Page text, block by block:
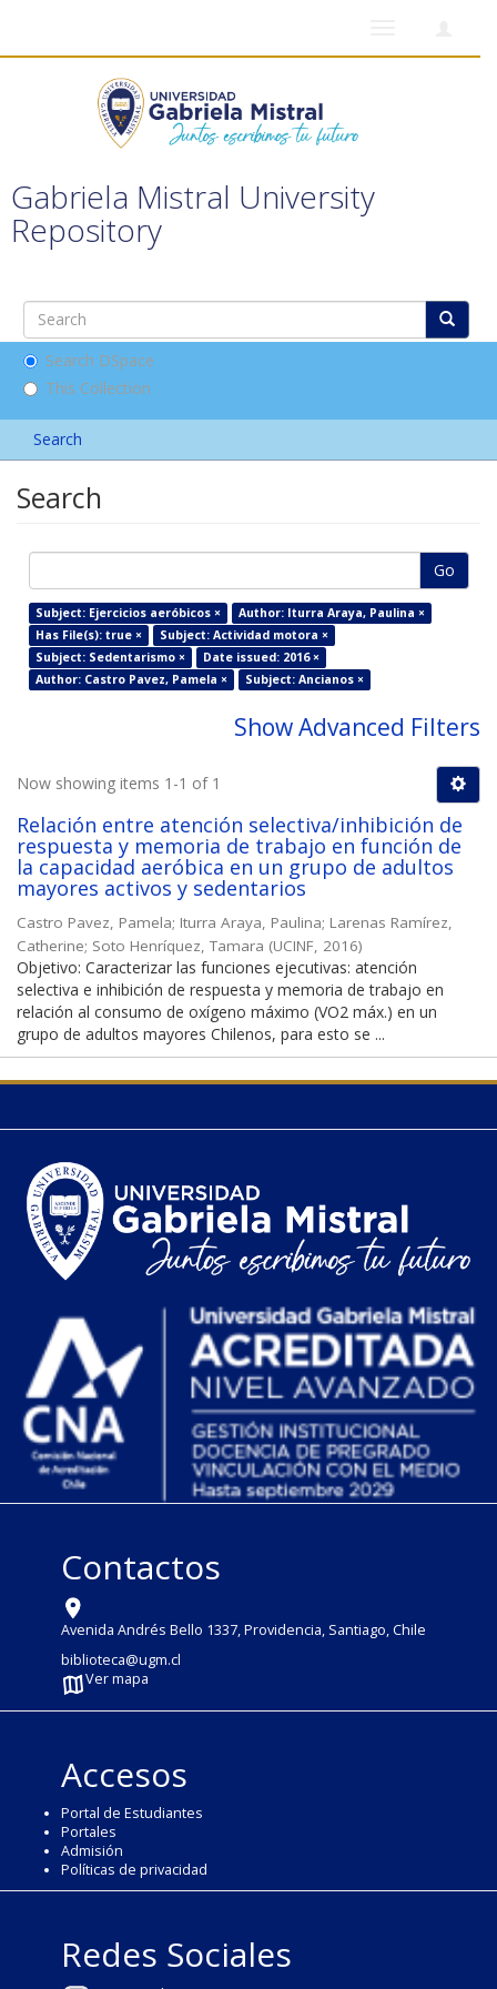
Gabriela Mistral University
Repository
Search DSpace
This Collection
Search
Search
Go
Subject: Ejercicios aeróbicos ×
Author: Iturra Araya, Paulina ×
Has File(s): true ×
Subject: Actividad motora ×
Subject: Sedentarismo ×
Date issued: 2016 ×
Author: Castro Pavez, Pamela ×
Subject: Ancianos ×
Show Advanced Filters
Now showing items 1-1 of 1
Relación entre atención selectiva/inhibición de
respuesta y memoria de trabajo en función de
la capacidad aeróbica en un grupo de adultos
mayores activos y sedentarios
Castro Pavez, Pamela; Iturra Araya, Paulina; Larenas Ramírez,
Catherine; Soto Henríquez, Tamara (UCINF, 2016)
Objetivo: Caracterizar las funciones ejecutivas: atención
selectiva e inhibición de respuesta y memoria de trabajo en
relación al consumo de oxígeno máximo (VO2 máx.) en un
grupo de adultos mayores Chilenos, para esto se ...
Contactos
Avenida Andrés Bello 1337, Providencia, Santiago, Chile
biblioteca@ugm.cl
Ver mapa
Accesos
Portal de Estudiantes
Portales
Admisión
Políticas de privacidad
Redes Sociales